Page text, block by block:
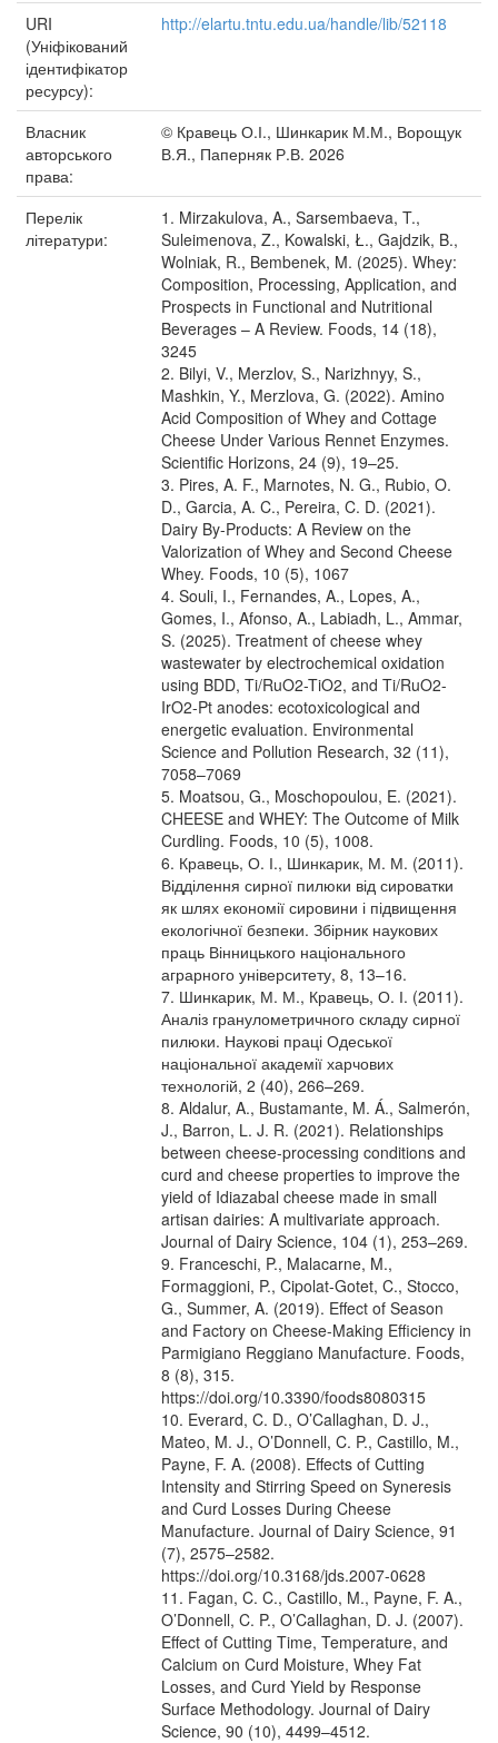
URI
(Уніфікований
ідентифікатор
ресурсу):
http://elartu.tntu.edu.ua/handle/lib/52118
Власник
авторського
права:
© Кравець О.І., Шинкарик М.М., Ворощук
В.Я., Паперняк Р.В. 2026
Перелік
літератури:
1. Mirzakulova, A., Sarsembaeva, T.,
Suleimenova, Z., Kowalski, Ł., Gajdzik, B.,
Wolniak, R., Bembenek, M. (2025). Whey:
Composition, Processing, Application, and
Prospects in Functional and Nutritional
Beverages – A Review. Foods, 14 (18),
3245
2. Bilyi, V., Merzlov, S., Narizhnyy, S.,
Mashkin, Y., Merzlova, G. (2022). Amino
Acid Composition of Whey and Cottage
Cheese Under Various Rennet Enzymes.
Scientific Horizons, 24 (9), 19–25.
3. Pires, A. F., Marnotes, N. G., Rubio, O.
D., Garcia, A. C., Pereira, C. D. (2021).
Dairy By-Products: A Review on the
Valorization of Whey and Second Cheese
Whey. Foods, 10 (5), 1067
4. Souli, I., Fernandes, A., Lopes, A.,
Gomes, I., Afonso, A., Labiadh, L., Ammar,
S. (2025). Treatment of cheese whey
wastewater by electrochemical oxidation
using BDD, Ti/RuO2-TiO2, and Ti/RuO2-
IrO2-Pt anodes: ecotoxicological and
energetic evaluation. Environmental
Science and Pollution Research, 32 (11),
7058–7069
5. Moatsou, G., Moschopoulou, E. (2021).
CHEESE and WHEY: The Outcome of Milk
Curdling. Foods, 10 (5), 1008.
6. Кравець, О. І., Шинкарик, М. М. (2011).
Відділення сирної пилюки від сироватки
як шлях економії сировини і підвищення
екологічної безпеки. Збірник наукових
праць Вінницького національного
аграрного університету, 8, 13–16.
7. Шинкарик, М. М., Кравець, О. І. (2011).
Аналіз гранулометричного складу сирної
пилюки. Наукові праці Одеської
національної академії харчових
технологій, 2 (40), 266–269.
8. Aldalur, A., Bustamante, M. Á., Salmerón,
J., Barron, L. J. R. (2021). Relationships
between cheese-processing conditions and
curd and cheese properties to improve the
yield of Idiazabal cheese made in small
artisan dairies: A multivariate approach.
Journal of Dairy Science, 104 (1), 253–269.
9. Franceschi, P., Malacarne, M.,
Formaggioni, P., Cipolat-Gotet, C., Stocco,
G., Summer, A. (2019). Effect of Season
and Factory on Cheese-Making Efficiency in
Parmigiano Reggiano Manufacture. Foods,
8 (8), 315.
https://doi.org/10.3390/foods8080315
10. Everard, C. D., O’Callaghan, D. J.,
Mateo, M. J., O’Donnell, C. P., Castillo, M.,
Payne, F. A. (2008). Effects of Cutting
Intensity and Stirring Speed on Syneresis
and Curd Losses During Cheese
Manufacture. Journal of Dairy Science, 91
(7), 2575–2582.
https://doi.org/10.3168/jds.2007-0628
11. Fagan, C. C., Castillo, M., Payne, F. A.,
O’Donnell, C. P., O’Callaghan, D. J. (2007).
Effect of Cutting Time, Temperature, and
Calcium on Curd Moisture, Whey Fat
Losses, and Curd Yield by Response
Surface Methodology. Journal of Dairy
Science, 90 (10), 4499–4512.